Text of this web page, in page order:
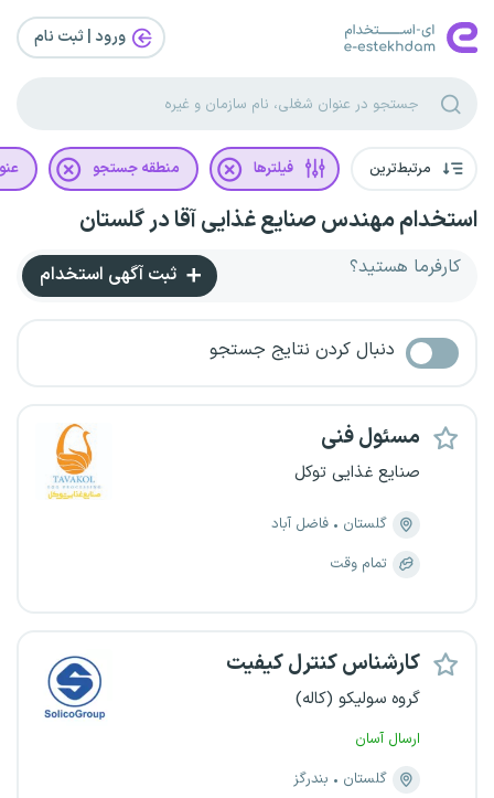
ورود | ثبت‌ نام
مرتبط‌ترین فیلترها منطقه جستجو
استخدام مهندس صنایع غذایی آقا در گلستان
کارفرما هستید؟ ثبت آگهی استخدام
دنبال کردن نتایج جستجو
مسئول فنی
صنایع غذایی توکل
گلستان
فاضل آباد
تمام وقت
کارشناس کنترل کیفیت
گروه سولیکو (کاله)
ارسال آسان
گلستان
بندرگز